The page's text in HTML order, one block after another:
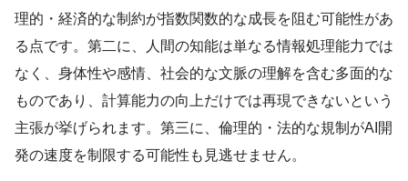
理的・経済的な制約が指数関数的な成長を阻む可能性があ
る点です。第二に、人間の知能は単なる情報処理能力では
なく、身体性や感情、社会的な文脈の理解を含む多面的な
ものであり、計算能力の向上だけでは再現できないという
主張が挙げられます。第三に、倫理的・法的な規制がAI開
発の速度を制限する可能性も見逃せません。